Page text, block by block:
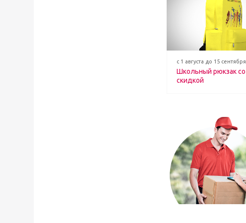
с 1 августа до 15 сентября
Школьный рюкзак со
скидкой